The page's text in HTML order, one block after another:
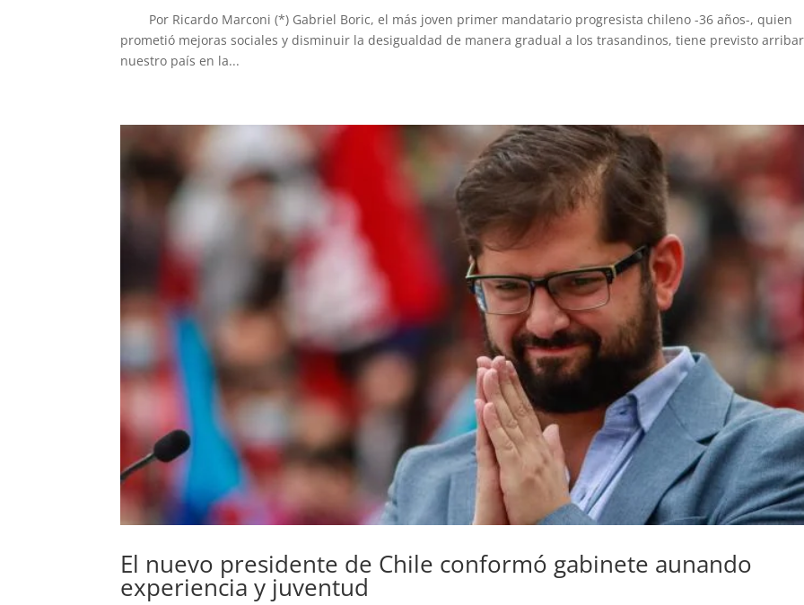
Por Ricardo Marconi (*) Gabriel Boric, el más joven primer mandatario progresista chileno -36 años-, quien
prometió mejoras sociales y disminuir la desigualdad de manera gradual a los trasandinos, tiene previsto
nuestro país en la...
El nuevo presidente de Chile conformó gabinete aunando
experiencia y juventud